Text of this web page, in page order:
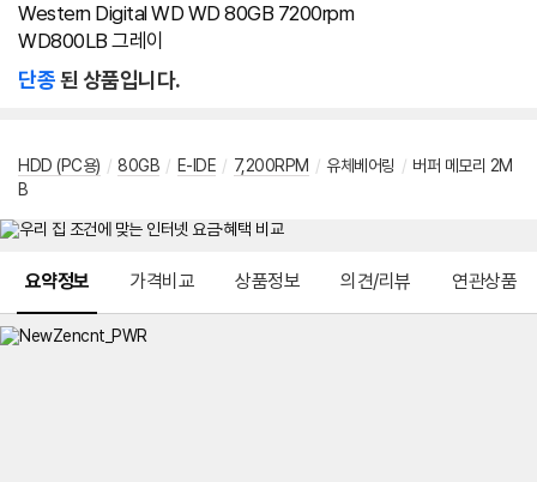
Western Digital WD WD 80GB 7200rpm
WD800LB 그레이
단종된 상품입니다.
HDD (PC용) / 80GB / E-IDE / 7,200RPM / 유체베어링 / 버퍼 메모리 2M
B
요약정보 가격비교 상품정보 의견/리뷰 연관상품